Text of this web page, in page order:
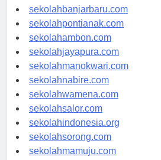
sekolahpalangkaraya.com
sekolahbanjarbaru.com
sekolahpontianak.com
sekolahambon.com
sekolahjayapura.com
sekolahmanokwari.com
sekolahnabire.com
sekolahwamena.com
sekolahsalor.com
sekolahindonesia.org
sekolahsorong.com